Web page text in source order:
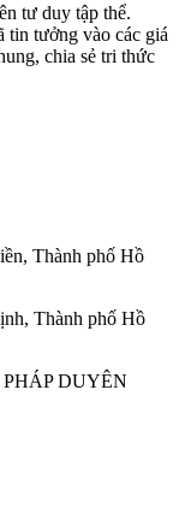
tư duy tập thể.
tin tưởng vào các giá
chia sẻ tri thức
Thành phố Hồ
Thành phố Hồ
DUYÊN